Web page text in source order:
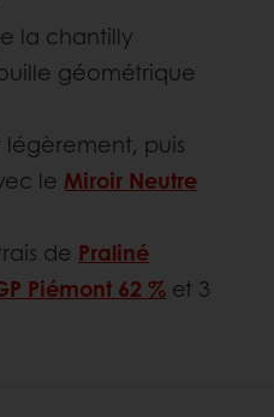
la chantilly
géométrique
légèrement, puis
le Miroir Neutre
de Praliné
Piémont 62 % et 3